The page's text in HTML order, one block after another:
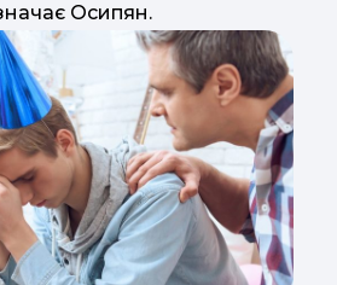
Осипян.